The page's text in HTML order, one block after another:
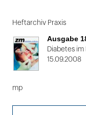
1
von
2
Heftarchiv Praxis
Ausgabe
Diabetes im
15.09.2008
mp